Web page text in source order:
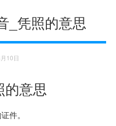
_凭照的意思
10日
的意思
件。